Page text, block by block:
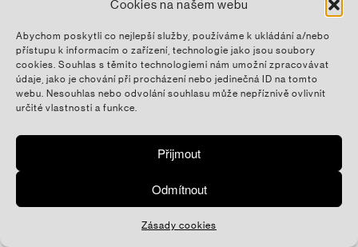
Cookies na našem webu
Abychom poskytli co nejlepší služby, používáme k ukládání a/nebo
přístupu k informacím o zařízení, technologie jako jsou soubory
cookies. Souhlas s těmito technologiemi nám umožní zpracovávat
údaje, jako je chování při procházení nebo jedinečná ID na tomto
webu. Nesouhlas nebo odvolání souhlasu může nepříznivě ovlivnit
určité vlastnosti a funkce.
Přijmout
Odmítnout
Zásady cookies